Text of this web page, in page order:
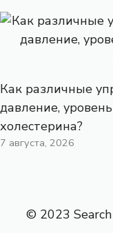
Как различные
давление,
холестерина?
7 августа, 2026
© 2023